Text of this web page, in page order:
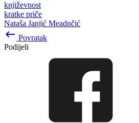
književnost
kratke priče
Nataša Janjić Meadnčić
keyboard_backspace Povratak
Podijeli